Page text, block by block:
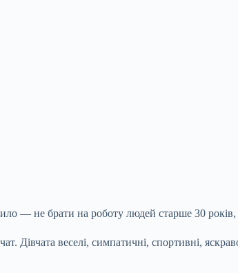
— не брати на роботу людей старше 30
Дівчата веселі, симпатичні, спортивні,